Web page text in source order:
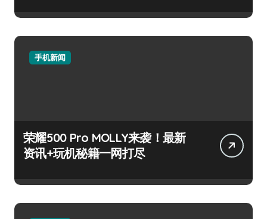
手机新闻
荣耀500 Pro MOLLY来袭！最新
资讯+玩机秘籍一网打尽